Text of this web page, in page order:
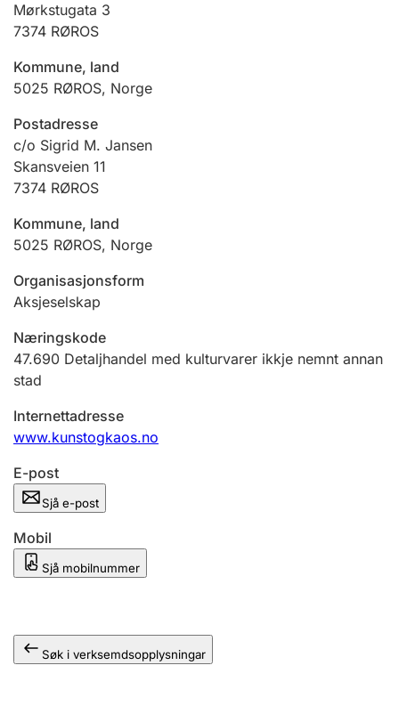
Jeger
Betaling og jegeravgiftskort
Ektepaktrettleiaren
Andre tema
Mørkstugata 3
7374 RØROS
Kommune, land
5025 RØROS, Norge
Postadresse
c/o Sigrid M. Jansen
Skansveien 11
7374 RØROS
Kommune, land
5025 RØROS, Norge
Organisasjonsform
Aksjeselskap
Næringskode
47.690 Detaljhandel med kulturvarer ikkje nemnt annan
stad
Internettadresse
www.kunstogkaos.no
E-post
Sjå e-post
Mobil
Sjå mobilnummer
Søk i verksemdsopplysningar